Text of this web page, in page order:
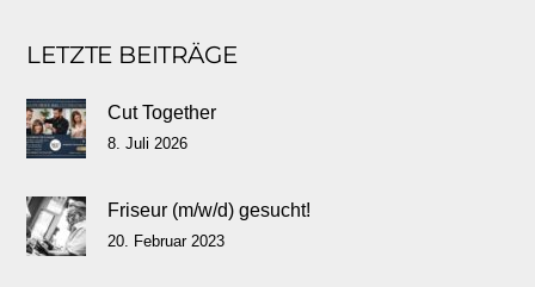
LETZTE BEITRÄGE
Cut Together
8. Juli 2026
Friseur (m/w/d) gesucht!
20. Februar 2023